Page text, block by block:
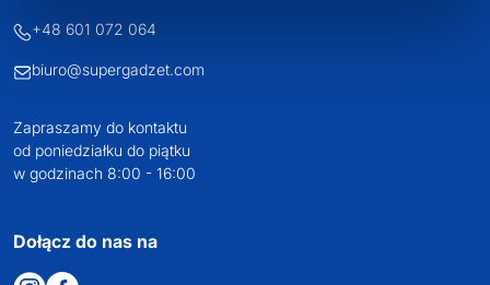
+48 601 072 064
biuro@supergadzet.com
Zapraszamy do kontaktu
od poniedziałku do piątku
w godzinach 8:00 - 16:00
Dołącz do nas na